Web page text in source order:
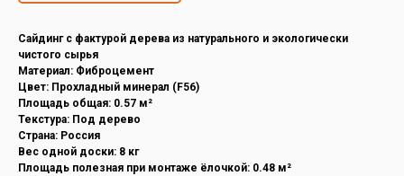
Cайдинг с фактурой дерева из натурального и экологически
чистого сырья
Материал: Фиброцемент
Цвет: Прохладный минерал (F56)
Площадь общая: 0.57 м²
Текстура: Под дерево
Страна: Россия
Вес одной доски: 8 кг
Площадь полезная при монтаже ёлочкой: 0.48 м²